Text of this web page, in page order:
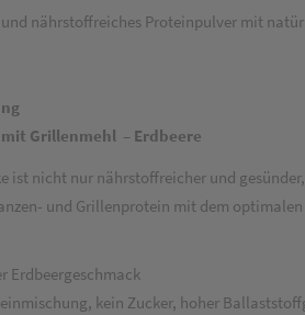
nährstoffreiches Proteinpulver mit
mit Grillenmehl – Erdbeere
ist nicht nur nährstoffreicher und
und Grillenprotein mit dem
Erdbeergeschmack
kein Zucker, hoher